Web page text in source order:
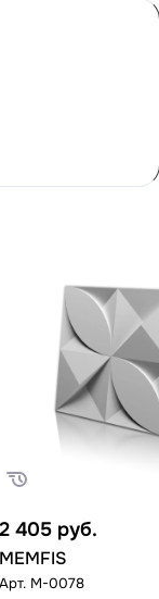
2 405 руб.
MEMFIS
Арт. M-0078